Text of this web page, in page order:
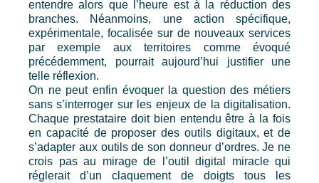
entendre alors que l’heure est à la réduction des
branches. Néanmoins, une action spécifique,
expérimentale, focalisée sur de nouveaux services
par exemple aux territoires comme évoqué
précédemment, pourrait aujourd’hui justifier une
telle réflexion.
On ne peut enfin évoquer la question des métiers
sans s’interroger sur les enjeux de la digitalisation.
Chaque prestataire doit bien entendu être à la fois
en capacité de proposer des outils digitaux, et de
s’adapter aux outils de son donneur d’ordres. Je ne
crois pas au mirage de l’outil digital miracle qui
réglerait d’un claquement de doigts tous les